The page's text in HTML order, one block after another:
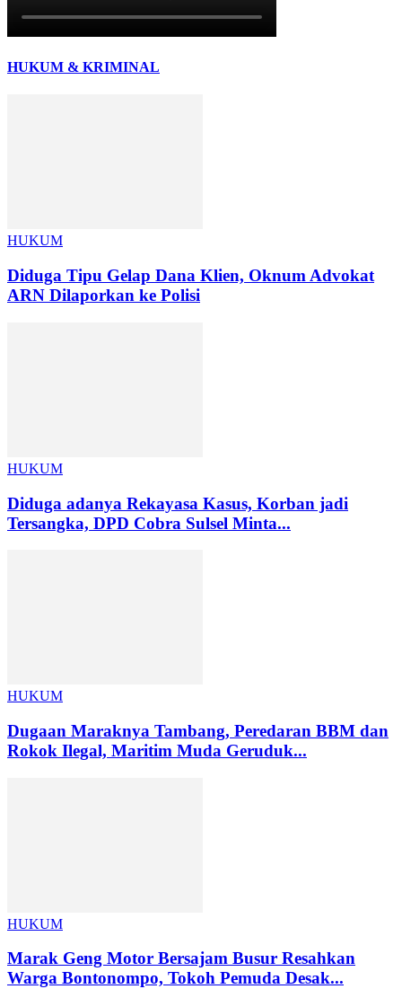
HUKUM & KRIMINAL
HUKUM
Diduga Tipu Gelap Dana Klien, Oknum Advokat
ARN Dilaporkan ke Polisi
HUKUM
Diduga adanya Rekayasa Kasus, Korban jadi
Tersangka, DPD Cobra Sulsel Minta...
HUKUM
Dugaan Maraknya Tambang, Peredaran BBM dan
Rokok Ilegal, Maritim Muda Geruduk...
HUKUM
Marak Geng Motor Bersajam Busur Resahkan
Warga Bontonompo, Tokoh Pemuda Desak...